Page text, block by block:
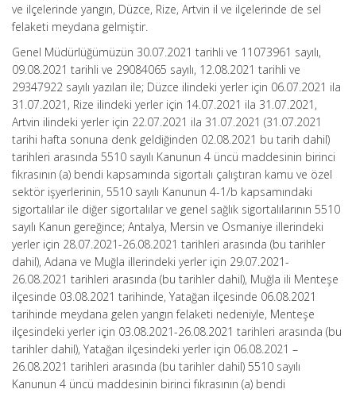
ve ilçelerinde yangın, Düzce, Rize, Artvin il ve ilçelerinde de sel
felaketi meydana gelmiştir.
Genel Müdürlüğümüzün 30.07.2021 tarihli ve 11073961 sayılı,
09.08.2021 tarihli ve 29084065 sayılı, 12.08.2021 tarihli ve
29347922 sayılı yazıları ile; Düzce ilindeki yerler için 06.07.2021 ila
31.07.2021, Rize ilindeki yerler için 14.07.2021 ila 31.07.2021,
Artvin ilindeki yerler için 22.07.2021 ila 31.07.2021 (31.07.2021
tarihi hafta sonuna denk geldiğinden 02.08.2021 bu tarih dahil)
tarihleri arasında 5510 sayılı Kanunun 4 üncü maddesinin birinci
fıkrasının (a) bendi kapsamında sigortalı çalıştıran kamu ve özel
sektör işyerlerinin, 5510 sayılı Kanunun 4-1/b kapsamındaki
sigortalılar ile diğer sigortalılar ve genel sağlık sigortalılarının 5510
sayılı Kanun gereğince; Antalya, Mersin ve Osmaniye illerindeki
yerler için 28.07.2021-26.08.2021 tarihleri arasında (bu tarihler
dahil), Adana ve Muğla illerindeki yerler için 29.07.2021-
26.08.2021 tarihleri arasında (bu tarihler dahil), Muğla ili Menteşe
ilçesinde 03.08.2021 tarihinde, Yatağan ilçesinde 06.08.2021
tarihinde meydana gelen yangın felaketi nedeniyle, Menteşe
ilçesindeki yerler için 03.08.2021-26.08.2021 tarihleri arasında (bu
tarihler dahil), Yatağan ilçesindeki yerler için 06.08.2021 –
26.08.2021 tarihleri arasında (bu tarihler dahil) 5510 sayılı
Kanunun 4 üncü maddesinin birinci fıkrasının (a) bendi